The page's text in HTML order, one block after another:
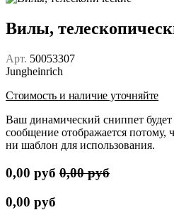
Вилы,
Арт. 50053307
Jungheinrich
Стоимость и наличие уточняйте
Ваш динамический сниппет будет
сообщение отображается потому,
ни шаблон для использования.
0,00 руб 0,00руб
0,00 руб